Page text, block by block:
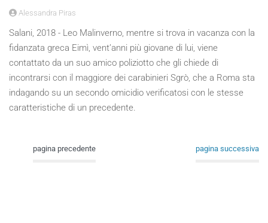
Alessandra Piras
Salani, 2018 - Leo Malinverno, mentre si trova in vacanza con la
fidanzata greca Eimì, vent’anni più giovane di lui, viene
contattato da un suo amico poliziotto che gli chiede di
incontrarsi con il maggiore dei carabinieri Sgrò, che a Roma sta
indagando su un secondo omicidio verificatosi con le stesse
caratteristiche di un precedente.
pagina precedente pagina successiva